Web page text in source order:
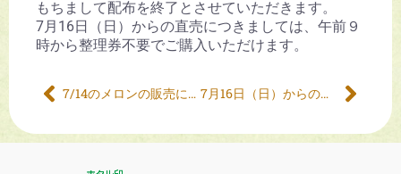
もちまして配布を終了とさせていただきます。
7月16日（日）からの直売につきましては、午前９
時から整理券不要でご購入いただけます。
7/14のメロンの販売について 7月16日（日）からの直売について